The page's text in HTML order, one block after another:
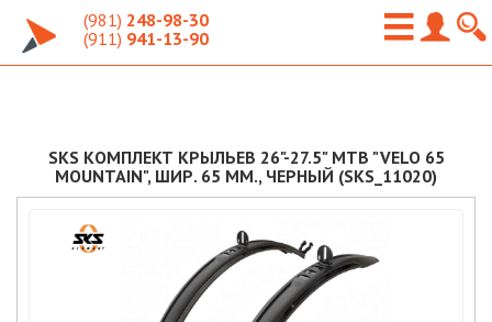
(981) 248-98-30
(911) 941-13-90
SKS КОМПЛЕКТ КРЫЛЬЕВ 26"-27.5" MTB "VELO 65
MOUNTAIN", ШИР. 65 ММ., ЧЕРНЫЙ (SKS_11020)